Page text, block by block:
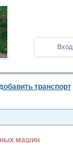
Вход
транспорт
машин